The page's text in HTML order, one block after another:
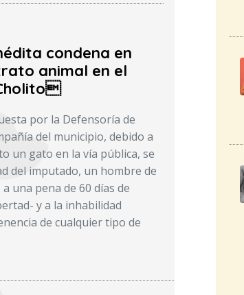
condena en
animal en el
por la Defensoría de
del municipio, debido a
un gato en la vía pública, se
del imputado, un hombre de
una pena de 60 días de
y a la inhabilidad
de cualquier tipo de